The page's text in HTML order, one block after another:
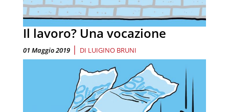
Il lavoro? Una vocazione
01 Maggio 2019 | DI LUIGINO BRUNI